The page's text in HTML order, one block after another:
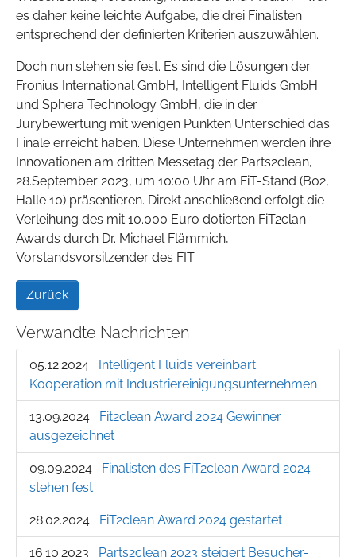
es daher keine leichte Aufgabe, die drei Finalisten
entsprechend der definierten Kriterien auszuwählen.
Doch nun stehen sie fest. Es sind die Lösungen der
Fronius International GmbH, Intelligent Fluids GmbH
und Sphera Technology GmbH, die in der
Jurybewertung mit wenigen Punkten Unterschied das
Finale erreicht haben. Diese Unternehmen werden ihre
Innovationen am dritten Messetag der Parts2clean,
28.September 2023, um 10:00 Uhr am FiT-Stand (B02,
Halle 10) präsentieren. Direkt anschließend erfolgt die
Verleihung des mit 10.000 Euro dotierten FiT2clan
Awards durch Dr. Michael Flämmich,
Vorstandsvorsitzender des FIT.
Zurück
Verwandte Nachrichten
05.12.2024
Intelligent Fluids vereinbart
Kooperation mit Industriereinigungsunternehmen
13.09.2024
Fit2clean Award 2024 Gewinner
ausgezeichnet
09.09.2024
Finalisten des FiT2clean Award 2024
stehen fest
28.02.2024 FiT2clean Award 2024 gestartet
16.10.2023 Parts2clean 2023 steigert Besucher-